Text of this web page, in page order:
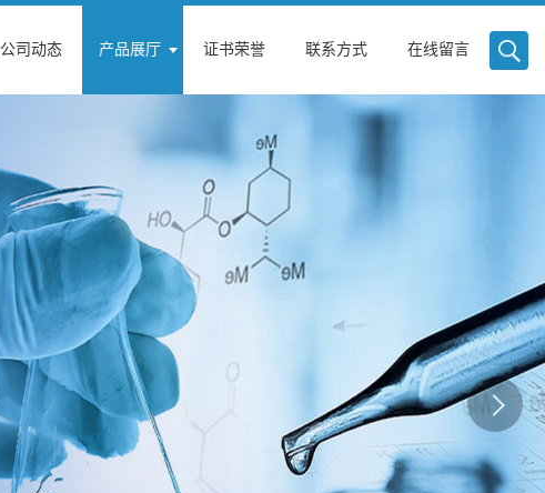
公司动态 产品展厅 证书荣誉 联系方式 在线留言